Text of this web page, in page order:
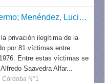
Causa Barreiro, Ernesto Guillermo; Menéndez, Luciano Benjamín y otros (Megacausa "La Perla")
privación ilegítima de la
por 81 víctimas entre
Entre estas víctimas se
Saavedra Alfar...
N°1